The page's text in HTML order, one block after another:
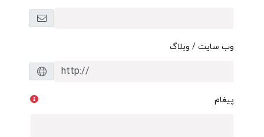
وب سایت / وبلاگ
پیغام